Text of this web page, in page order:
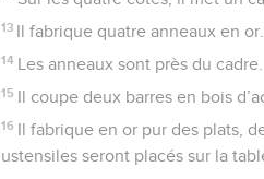
13 Il fabrique quatre anneaux en
14 Les anneaux sont près du
15 Il coupe deux barres en bois
16 Il fabrique en or pur des plats,
ustensiles seront placés sur la